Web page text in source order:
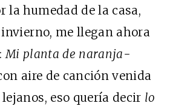
la humedad de la casa,
me llegan ahora
Mi planta de naranja-
aire de canción venida
eso quería decir lo